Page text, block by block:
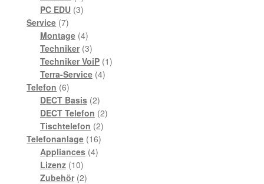
Produkte
PC EDU 33
Service 77
Produkte
Montage 44
Produkte
Techniker 33
Produkte
Techniker VoiP 11
Terra-Service 44
Telefon 66
Produkte
DECT Basis 22
Produkte
DECT Telefon 22
Tischtelefon 22
Produkte
Telefonanlage 1616
Appliances 44
Lizenz 1010
Produkte
Zubehör 22